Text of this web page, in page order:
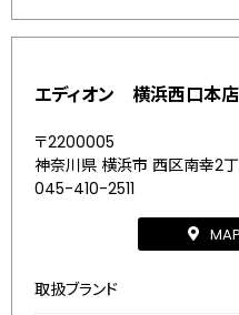
エディオン 横浜西口本店
〒2200005
神奈川県 横浜市 西区南幸2
045-410-2511
取扱ブランド